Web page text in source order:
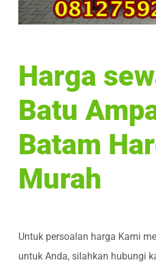
Harga
Batu
Batam
Murah
Untuk persoalan harga Kami
untuk Anda, silahkan hubungi